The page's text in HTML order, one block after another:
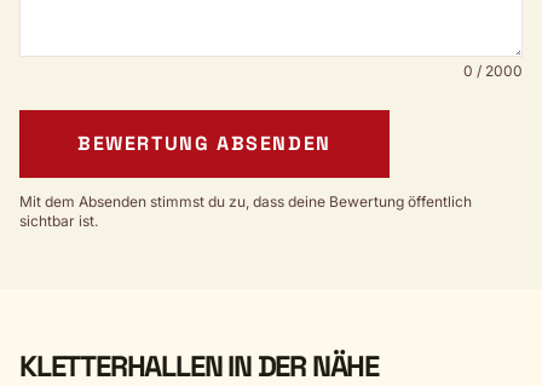
0 / 2000
BEWERTUNG ABSENDEN
Mit dem Absenden stimmst du zu, dass deine Bewertung öffentlich
sichtbar ist.
KLETTERHALLEN IN DER NÄHE